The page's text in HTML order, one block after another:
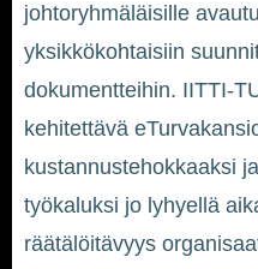
johtoryhmäläisille
yksikkökohtaisiin
dokumentteihin. IITTI-
kehitettävä
kustannustehokkaaksi
työkaluksi jo lyhyellä
räätälöitävyys